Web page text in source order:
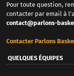
Pour toute question,
contacter par email à
contact@parlons-
Contacter Parlons
QUELQUES ÉQUIPES